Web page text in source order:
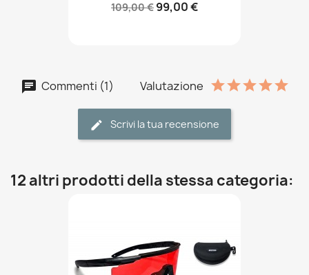
109,00 € 99,00 €
Commenti (1) Valutazione
Scrivi la tua recensione
12 altri prodotti della stessa categoria: